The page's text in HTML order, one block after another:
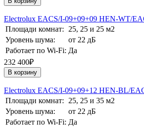
Electrolux EACS/I-09+09+09 HEN-WT/
Площади комнат:
25, 25 и 25 м2
Уровень шума:
от 22 дБ
Работает по Wi-Fi: Да
232 400₽
В корзину
Electrolux EACS/I-09+09+12 HEN-BL/
Площади комнат:
25, 25 и 35 м2
Уровень шума:
от 22 дБ
Работает по Wi-Fi: Да